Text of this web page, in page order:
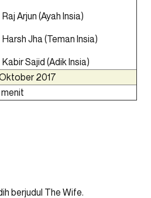
Raj Arjun (Ayah Insia)
Harsh Jha (Teman Insia)
Kabir Sajid (Adik Insia)
2017
menit
berjudul The Wife.